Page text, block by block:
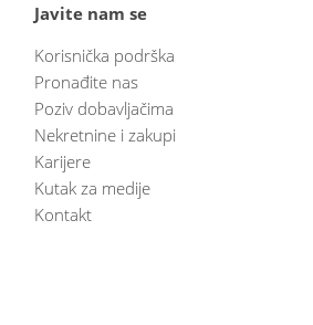
Javite nam se
Korisnička podrška
Pronađite nas
Poziv dobavljačima
Nekretnine i zakupi
Karijere
Kutak za medije
Kontakt